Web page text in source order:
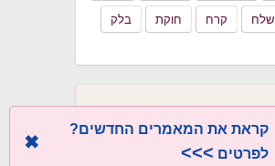
שלח קרח חוקת
בלק
קראת את המאמרים החדשים?
לפרטים >>>
✖